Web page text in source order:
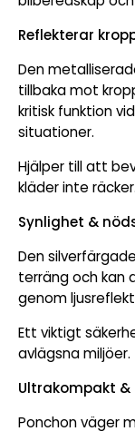
Reflekterar
Den
tillbaka mot
kritisk funktion
situationer.
Hjälper till att
kläder inte räcker.
Synlighet &
Den
terräng och kan
genom
Ett viktigt
avlägsna miljöer.
Ultrakompakt
Ponchon väger